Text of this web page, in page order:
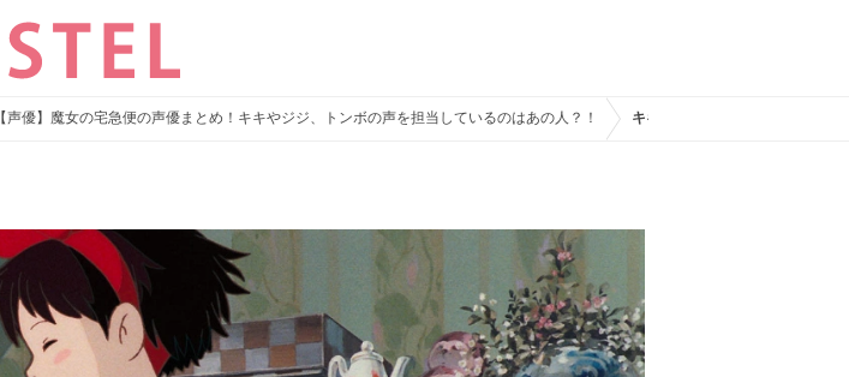
【声優】魔女の宅急便の声優まとめ！キキやジジ、トンボの声を担当しているのはあの人？！ キキの父、オキノ